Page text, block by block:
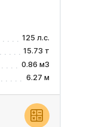
125 л.с.
15.73 т
0.86 м3
6.27 м